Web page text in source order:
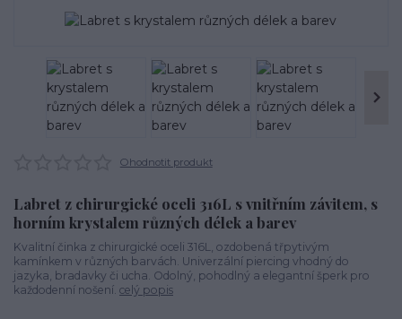
Ohodnotit produkt
Labret z chirurgické oceli 316L s vnitřním závitem, s
horním krystalem různých délek a barev
Kvalitní činka z chirurgické oceli 316L, ozdobená třpytivým
kamínkem v různých barvách. Univerzální piercing vhodný do
jazyka, bradavky či ucha. Odolný, pohodlný a elegantní šperk pro
každodenní nošení. celý popis